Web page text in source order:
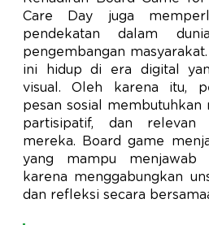
Care Day juga
pendekatan dalam
pengembangan
ini hidup di era digital
visual. Oleh karena itu,
pesan sosial membutuhkan
partisipatif, dan relevan
mereka. Board game
yang mampu menjawab
karena menggabungkan
dan refleksi secara